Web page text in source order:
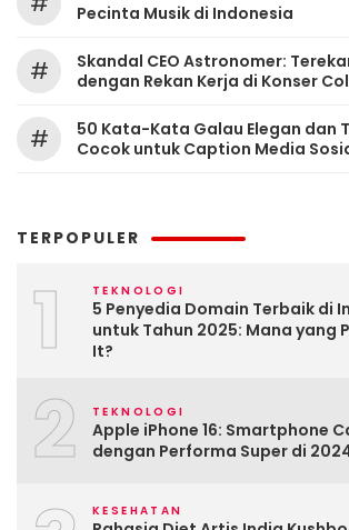
Pecinta Musik di Indonesia
#
Skandal CEO Astronomer:
dengan Rekan Kerja di Konser
#
50 Kata-Kata Galau Elegan dan
Cocok untuk Caption Media
TERPOPULER
1 TEKNOLOGI
5 Penyedia Domain Terbaik di
untuk Tahun 2025: Mana yang
It?
2 TEKNOLOGI
Apple iPhone 16: Smartphone
dengan Performa Super di
KESEHATAN